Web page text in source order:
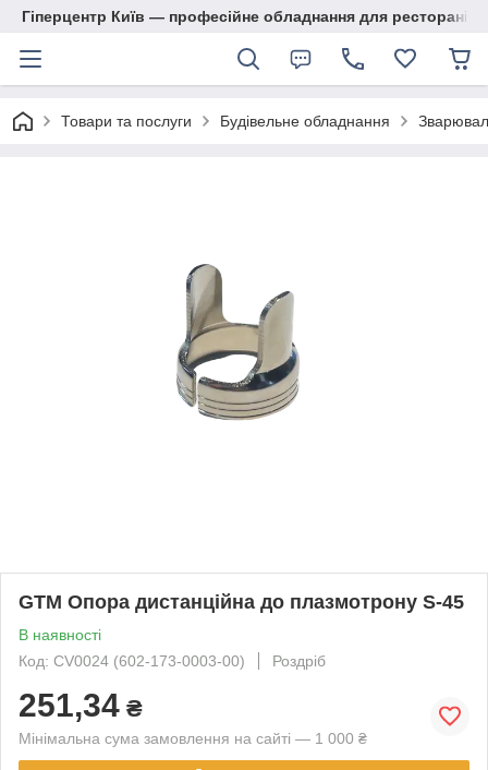
Гіперцентр Київ — професійне обладнання для ресторанів,
Товари та послуги Будівельне обладнання
GTM Опора дистанційна до плазмотрону S-45
В наявності
Код: CV0024 (602-173-0003-00)
Роздріб
251,34 ₴
Мінімальна сума замовлення на сайті — 1 000 ₴